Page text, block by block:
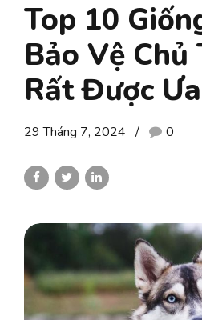
Top 10
Bảo Vệ
Rất Được
29 Tháng 7, 2024 0